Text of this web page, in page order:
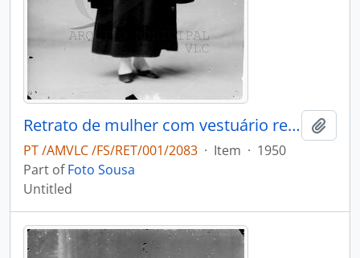
Retrato de mulher com vestuário regional
PT /AMVLC /FS/RET/001/2083 · Item · 1950
Part ofFoto Sousa
Untitled